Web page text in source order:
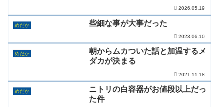
2026.05.19
めだか 些細な事が大事だった
2023.06.10
めだか
朝からムカついた話と加温するメ
ダカが決まる
2021.11.18
めだか
ニトリの白容器がお値段以上だっ
た件